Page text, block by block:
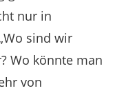
nur in
sind wir
Wo könnte man
von